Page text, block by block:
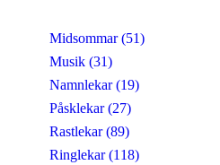
Midsommar (51)
Musik (31)
Namnlekar (19)
Påsklekar (27)
Rastlekar (89)
Ringlekar (118)